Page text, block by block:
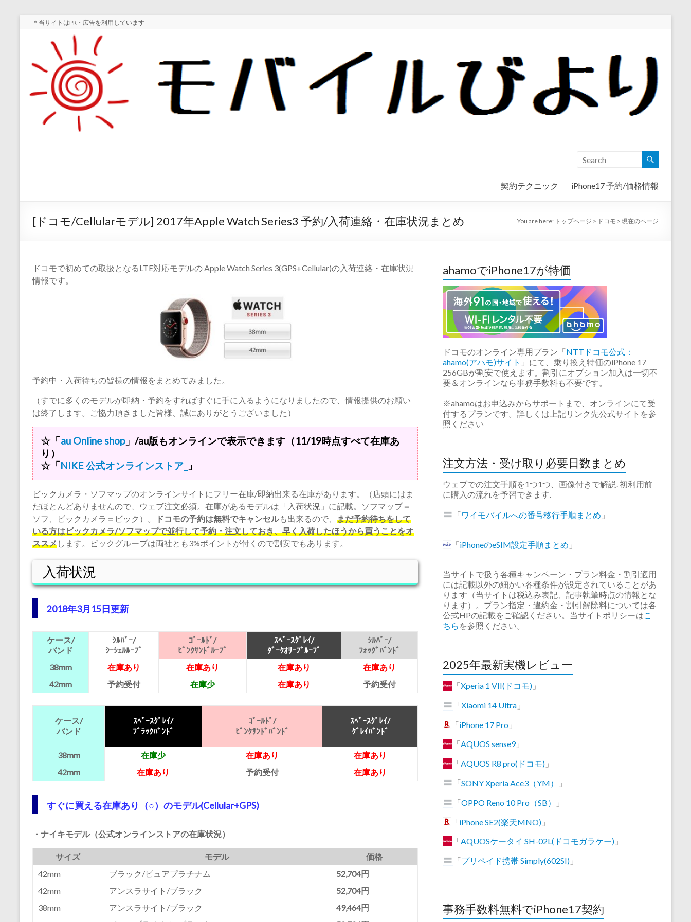
Skip＊当サイトはPR・広告を利用しています
ル
り
スマ
が分
かる
契約テクニック iPhone17 予約/価格情報
[ドコモ/Cellularモデル] 2017年Apple Watch Series3 予約/入荷連絡・在庫状況まとめ You are here: トップページ > ドコモ > 現在のページ
ドコモで初めての取扱となるLTE対応モデルの Apple Watch Series 3(GPS+Cellular)の入荷連絡・在庫状況
情報です。
予約中・入荷待ちの皆様の情報をまとめてみました。
（すでに多くのモデルが即納・予約をすればすぐに手に入るようになりましたので、情報提供のお願い
は終了します。ご協力頂きました皆様、誠にありがとうございました）
☆「au Online shop」/au版もオンラインで表示できます（11/19時点すべて在庫あ
り）
☆「NIKE 公式オンラインストア_ 」
ビックカメラ・ソフマップのオンラインサイトにフリー在庫/即納出来る在庫があります。（店頭にはま
だほとんどありませんので、ウェブ注文必須。在庫があるモデルは「入荷状況」に記載。ソフマップ＝
ソフ、ビックカメラ＝ビック）。
ドコモの予約は無料でキャンセルも出来るので、 まだ予約待ちをして
いる方はビックカメラ/ソフマップで並行して予約・注文しておき、早く入荷したほうから買うことをオ
ススメします。ビックグループは両社とも3%ポイントが付くので割安でもあります。
入荷状況
2018年3月15日更新
ケース/
バンド
ｼﾙﾊﾞｰ/
ｼｰｼｪﾙﾙｰﾌﾟ
ｺﾞｰﾙﾄﾞ/
ﾋﾟﾝｸｻﾝﾄﾞﾙｰﾌﾟ
ｽﾍﾟｰｽｸﾞﾚｲ/
ﾀﾞｰｸｵﾘｰﾌﾞﾙｰﾌﾟ
ｼﾙﾊﾞｰ/
ﾌｫｯｸﾞﾊﾞﾝﾄﾞ
38mm
在庫あり 在庫あり 在庫あり
在庫あり
42mm
予約受付 在庫少 在庫あり 予約受付
ケース/
バンド
ｽﾍﾟｰｽｸﾞﾚｲ/
ﾌﾞﾗｯｸﾊﾞﾝﾄﾞ
ｺﾞｰﾙﾄﾞ/
ﾋﾟﾝｸｻﾝﾄﾞﾊﾞﾝﾄﾞ
ｽﾍﾟｰｽｸﾞﾚｲ/
ｸﾞﾚｲﾊﾞﾝﾄﾞ
38mm 在庫少 在庫あり
在庫あり
42mm
在庫あり 予約受付 在庫あり
すぐに買える在庫あり（○）のモデル(Cellular+GPS)
・ナイキモデル（公式オンラインストアの在庫状況）
サイズ モデル
価格
42mm
ブラック/ピュアプラチナム
52,704円
42mm
アンスラサイト/ブラック
52,704円
38mm
アンスラサイト/ブラック
49,464円
ahamoでiPhone17が特価
ドコモのオンライン専用プラン「NTTドコモ公式：
ahamo(アハモ)サイト 」にて、乗り換え特価のiPhone 17
256GBが割安で使えます。割引にオプション加入は一切不
要＆オンラインなら事務手数料も不要です。
※ahamoはお申込みからサポートまで、オンラインにて受
付するプランです。詳しくは上記リンク先公式サイトを参
照ください
注文方法・受け取り必要日数まとめ
ウェブでの注文手順を1つ1つ、画像付きで解説. 初利用前
に購入の流れを予習できます.
「ワイモバイルへの番号移行手順まとめ 」
「iPhoneのeSIM設定手順まとめ 」
当サイトで扱う各種キャンペーン・プラン料金・割引適用
には記載以外の細かい各種条件が設定されていることがあ
ります（当サイトは税込み表記、記事執筆時点の情報とな
ります）。プラン指定・違約金・割引解除料については各
公式HPの記載をご確認ください。当サイトポリシーはこ
ちら を参照ください。
2025年最新実機レビュー
「Xperia 1 VII(ドコモ) 」
「Xiaomi 14 Ultra 」
「iPhone 17 Pro 」
「AQUOS sense9」
「AQUOS R8 pro(ドコモ) 」
「SONY Xperia Ace3（YM）
」
「OPPO Reno 10 Pro（SB）
」
「iPhone SE2(楽天MNO) 」
「AQUOSケータイ SH-02L(ドコモガラケー) 」
「プリペイド携帯 Simply(602SI) 」
事務手数料無料でiPhone17契約